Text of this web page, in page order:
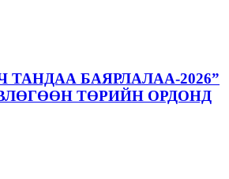
ТАНДАА БАЯРЛАЛАА-2026”
ТӨРИЙН ОРДОНД